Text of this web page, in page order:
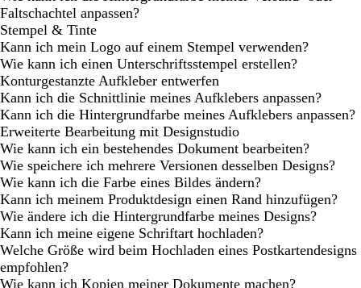
Faltschachtel anpassen?
Stempel & Tinte
Kann ich mein Logo auf einem Stempel verwenden?
Wie kann ich einen Unterschriftsstempel erstellen?
Konturgestanzte Aufkleber entwerfen
Kann ich die Schnittlinie meines Aufklebers anpassen?
Kann ich die Hintergrundfarbe meines Aufklebers anpassen?
Erweiterte Bearbeitung mit Designstudio
Wie kann ich ein bestehendes Dokument bearbeiten?
Wie speichere ich mehrere Versionen desselben Designs?
Wie kann ich die Farbe eines Bildes ändern?
Kann ich meinem Produktdesign einen Rand hinzufügen?
Wie ändere ich die Hintergrundfarbe meines Designs?
Kann ich meine eigene Schriftart hochladen?
Welche Größe wird beim Hochladen eines Postkartendesigns
empfohlen?
Wie kann ich Kopien meiner Dokumente machen?